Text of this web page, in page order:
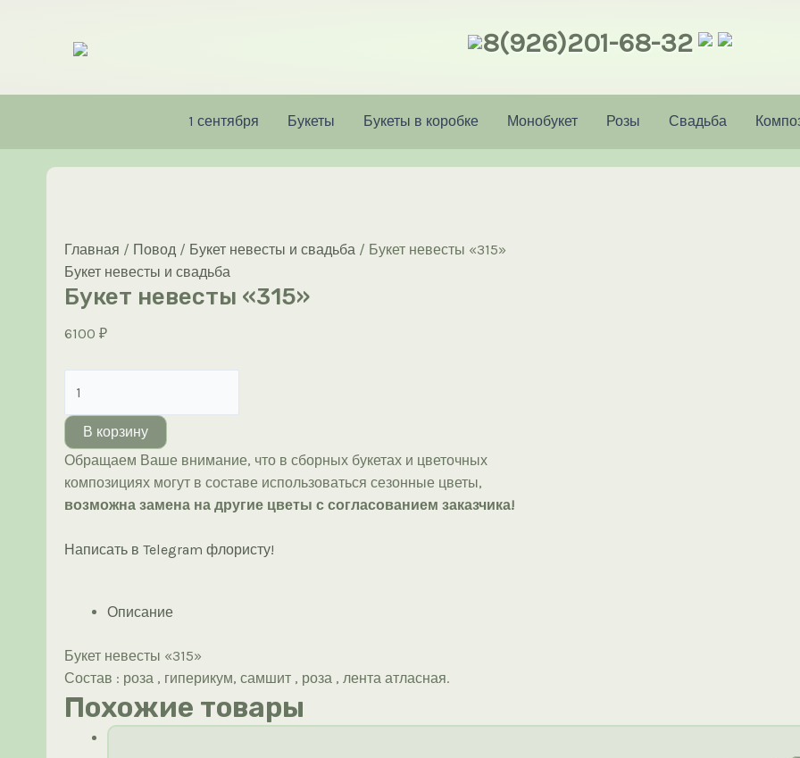
содержимому
8(926)201-68-32
1 сентября Букеты Букеты в коробке Монобукет Розы Свадьба
Главная / Повод / Букет невесты и свадьба / Букет невесты «315»
Букет невесты и свадьба
Букет невесты «315»
6100 ₽
товара
Букет
невесты
«315»
В корзину
Обращаем Ваше внимание, что в сборных букетах и цветочных
композициях могут в составе использоваться сезонные цветы,
возможна замена на другие цветы с согласованием заказчика!
Написать в Telegram флористу!
Описание
Букет невесты «315»
Состав : роза , гиперикум, самшит , роза , лента атласная.
Похожие товары